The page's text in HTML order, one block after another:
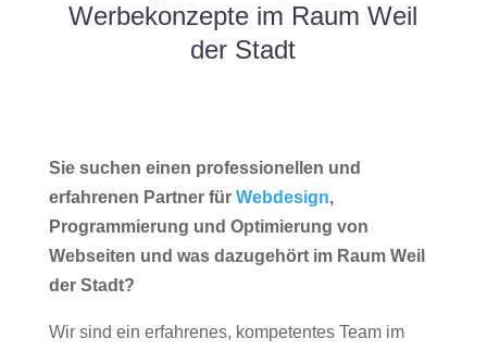
Werbekonzepte im Raum Weil
der Stadt
Sie suchen einen professionellen und
erfahrenen Partner für Webdesign,
Programmierung und Optimierung von
Webseiten und was dazugehört im Raum Weil
der Stadt?
Wir sind ein erfahrenes, kompetentes Team im